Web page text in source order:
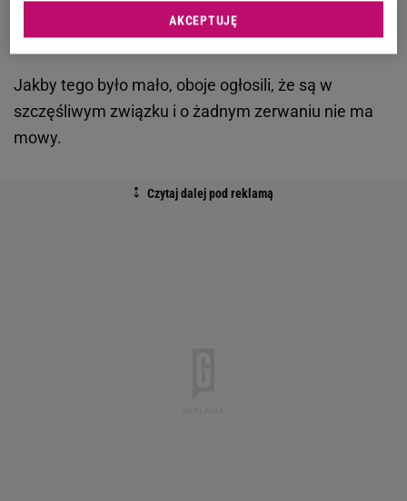
Jakby tego było mało, oboje ogłosili, że są w
szczęśliwym związku i o żadnym zerwaniu nie ma
mowy.
AKCEPTUJĘ